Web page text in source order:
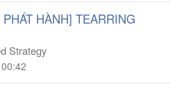
HÀNH] TEARRING
Strategy